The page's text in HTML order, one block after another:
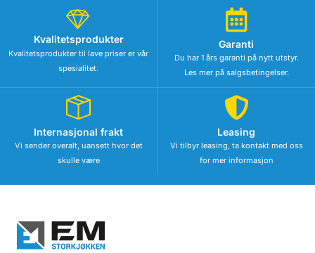
Kvalitetsprodukter
Kvalitetsprodukter til lave priser er vår
spesialitet.
Garanti
Du har 1 års garanti på nytt utstyr.
Les mer på salgsbetingelser.
Internasjonal frakt
Vi sender overalt, uansett hvor det
skulle være
Leasing
Vi tilbyr leasing, ta kontakt med oss
for mer informasjon